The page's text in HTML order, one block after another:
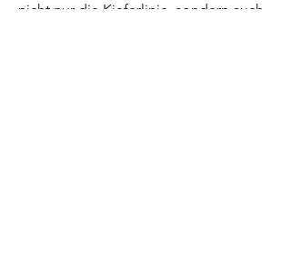
nicht nur die Kieferlinie, sondern auch